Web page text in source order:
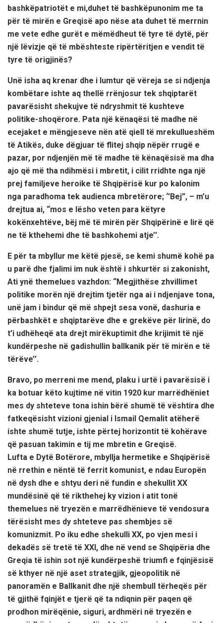
bashkëpatriotët e mi,duhet të bashkëpunonim me ta
për të mirën e Greqisë apo nëse ata duhet të merrnin
me vete edhe gurët e mëmëdheut të tyre të dytë, për
një lëvizje që të mbështeste ripërtëritjen e vendit të
tyre të origjinës?
Unë isha aq krenar dhe i lumtur që vëreja se si ndjenja
kombëtare ishte aq thellë rrënjosur tek shqiptarët
pavarësisht shekujve të ndryshmit të kushteve
politike-shoqërore. Pata një kënaqësi të madhe në
ecejaket e mëngjeseve nën atë qiell të mrekullueshëm
të Atikës, duke dëgjuar të flitej shqip nëpër rrugë e
pazar, por ndjenjën më të madhe të kënaqësisë ma dha
ajo që më tha ndihmësi i mbretit, i cilit rridhte nga një
prej familjeve heroike të Shqipërisë kur po kalonim
nga paradhoma tek audienca mbretërore; ‘’Bej”, – m’u
drejtua ai, “mos e lësho veten para këtyre
kokënxehtëve, bëj më të mirën për Shqipërinë e lirë që
ne të kthehemi dhe të bashkohemi atje’’.
E për ta mbyllur me këtë pjesë, se kemi shumë kohë pa
u parë dhe fjalimi im nuk është i shkurtër si zakonisht,
Ati ynë themelues vazhdon: “Megjithëse zhvillimet
politike morën një drejtim tjetër nga ai i ndjenjave tona,
unë jam i bindur që më shpejt sesa vonë, dashuria e
përbashkët e shqiptarëve dhe e grekëve për lirinë, do
t’i udhëheqë ata drejt mirëkuptimit dhe krijimit të një
kundërpeshe në gadishullin ballkanik për të mirën e të
tërëve’’.
Bravo, po merreni me mend, plaku i urtë i pavarësisë i
ka botuar këto kujtime në vitin 1920 kur marrëdhëniet
mes dy shteteve tona ishin bërë shumë të vështira dhe
fatkeqësisht vizioni gjenial i Ismail Qemalit atëherë
ishte shumë tutje, ishte përtej horizontit të kohërave
që pasuan takimin e tij me mbretin e Greqisë.
Lufta e Dytë Botërore, mbyllja hermetike e Shqipërisë
në rrethin e nëntë të ferrit komunist, e ndau Europën
në dysh dhe e shtyu deri në fundin e shekullit XX
mundësinë që të rikthehej ky vizion i atit tonë
themelues në tryezën e marrëdhënieve të vendosura
tërësisht mes dy shteteve pas shembjes së
komunizmit. Po iku edhe shekulli XX, po vjen mesi i
dekadës së tretë të XXI, dhe në vend se Shqipëria dhe
Greqia të ishin sot një kundërpeshë triumfi e fqinjësisë
së kthyer në një aset strategjik, gjeopolitik në
panoramën e Ballkanit dhe një shembull tërheqës për
të gjithë fqinjët e tjerë që ta ndiqnin për paqen që
prodhon mirëqënie, siguri, ardhmëri në tryezën e